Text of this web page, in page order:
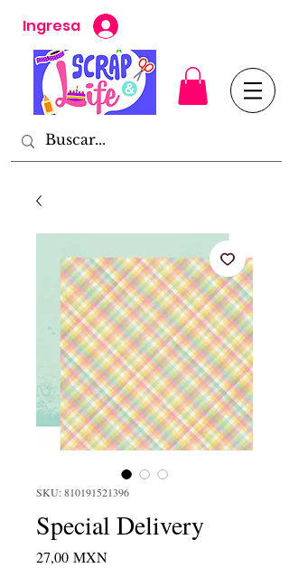
Ingresa
SKU: 810191521396
Special Delivery
27,00 MXNPrecio